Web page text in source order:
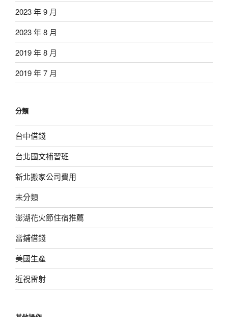
2023 年 9 月
2023 年 8 月
2019 年 8 月
2019 年 7 月
分類
台中借錢
台北國文補習班
新北搬家公司費用
未分類
澎湖花火節住宿推薦
當鋪借錢
美國生產
近視雷射